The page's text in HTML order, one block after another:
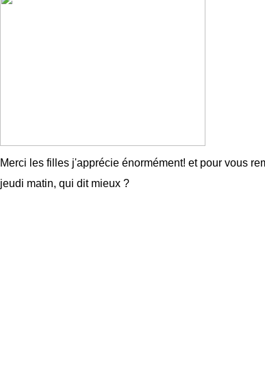
Merci les filles j'apprécie énormément! et pour vous
jeudi matin, qui dit mieux ?